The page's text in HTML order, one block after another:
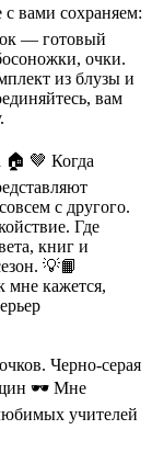
вами сохраняем:
— готовый
очки.
из блузы и
вам
🏠 🤎 Когда
с другого.
Где
книг и
💡📙
мне кажется,
Черно-серая
🕶️ Мне
учителей